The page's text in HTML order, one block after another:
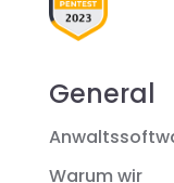
General
Warum wir